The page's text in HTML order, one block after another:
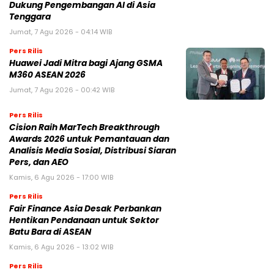
Dukung Pengembangan AI di Asia
Tenggara
Jumat, 7 Agu 2026 - 04:14 WIB
Pers Rilis
Huawei Jadi Mitra bagi Ajang GSMA
M360 ASEAN 2026
Jumat, 7 Agu 2026 - 00:42 WIB
Pers Rilis
Cision Raih MarTech Breakthrough
Awards 2026 untuk Pemantauan dan
Analisis Media Sosial, Distribusi Siaran
Pers, dan AEO
Kamis, 6 Agu 2026 - 17:00 WIB
Pers Rilis
Fair Finance Asia Desak Perbankan
Hentikan Pendanaan untuk Sektor
Batu Bara di ASEAN
Kamis, 6 Agu 2026 - 13:02 WIB
Pers Rilis